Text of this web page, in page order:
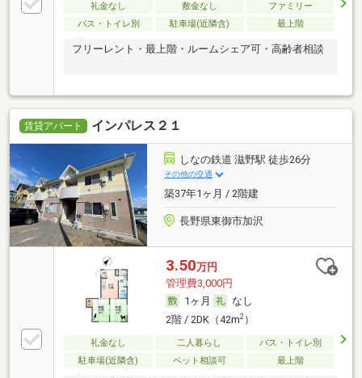
礼金なし 敷金なし
ファミリー
バス・トイレ別
駐車場(近隣含) 最上階
フリーレント・最上階・ルームシェア可・高齢者相談
賃貸アパート インパレス２１
しなの鉄道 滋野駅 徒歩26分
その他の交通
築37年1ヶ月 / 2階建
長野県東御市加沢
3.50万円
管理費3,000円
1ヶ月
なし
2階 / 2DK（42m2）
礼金なし 二人暮らし
バス・トイレ別
駐車場(近隣含)
ペット相談可 最上階